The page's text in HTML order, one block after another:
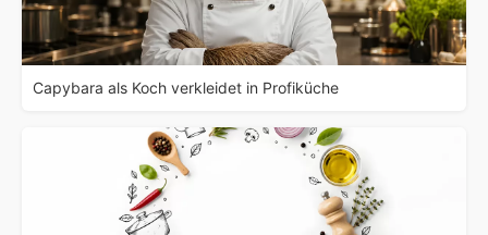
Capybara als Koch verkleidet in Profiküche